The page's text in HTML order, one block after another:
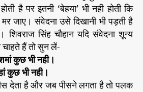
है पर इतनी ‘बेहया’ भी नही होती कि
जाए। संवेदना उसे दिखानी भी पड़ती है
सिंह चौहान यदि संवेदना शून्य
हैं तो सुन लें-
कुछ भी नही।
कुछ भी नही।
देता है और जब पीसने लगता है तो पलक